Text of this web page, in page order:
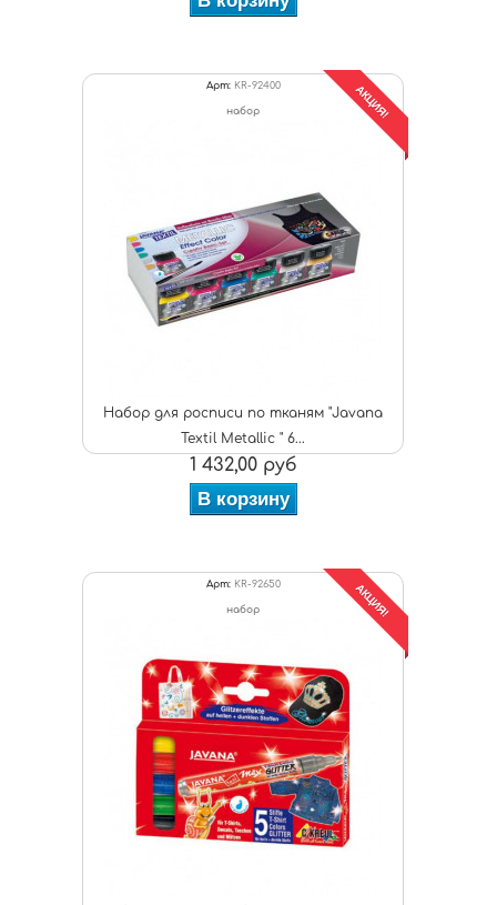
Арт: KR-92400
набор
Набор для росписи по тканям "Javana
Textil Metallic " 6...
АКЦИЯ!
1 432,00 руб
В корзину
Арт: KR-92650
набор АКЦИЯ!